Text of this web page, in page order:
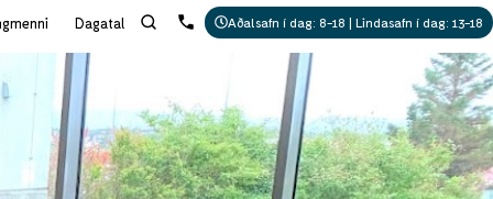
Dagatal Aðalsafn í dag: 8-18 | Lindasafn í dag: 13-18